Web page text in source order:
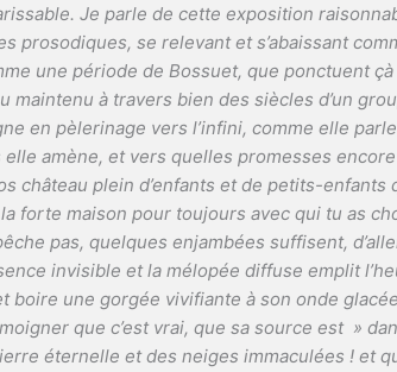
Je parle de cette exposition
prosodiques, se relevant et s’abaissant
une période de Bossuet, que ponctuent
maintenu à travers bien des siècles d’un
en pèlerinage vers l’infini, comme elle
amène, et vers quelles promesses encore
château plein d’enfants et de petits-enfants
forte maison pour toujours avec qui tu as
pas, quelques enjambées suffisent,
invisible et la mélopée diffuse emplit
boire une gorgée vivifiante à son onde
que c’est vrai, que sa source est »
éternelle et des neiges immaculées ! et